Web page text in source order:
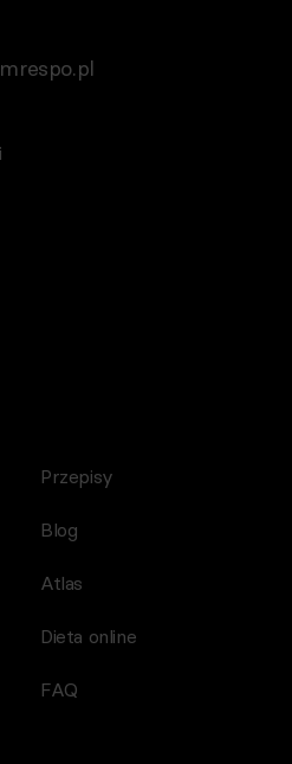
Przepisy
Blog
Atlas
Dieta online
FAQ